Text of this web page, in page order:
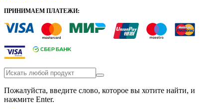
ПРИНИМАЕМ ПЛАТЕЖИ:
Пожалуйста, введите слово, которое вы хотите найти, и
нажмите Enter.